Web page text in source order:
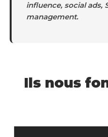
influence, social ads,
management.
Ils nous